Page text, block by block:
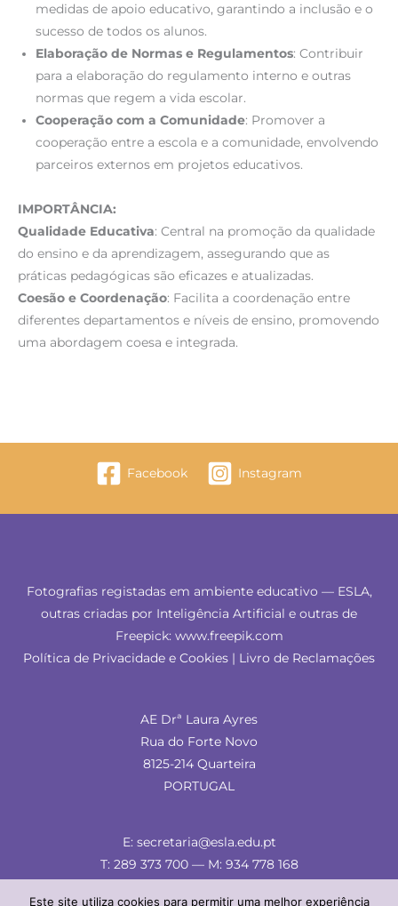
medidas de apoio educativo, garantindo a inclusão e o
sucesso de todos os alunos.
Elaboração de Normas e Regulamentos: Contribuir
para a elaboração do regulamento interno e outras
normas que regem a vida escolar.
Cooperação com a Comunidade: Promover a
cooperação entre a escola e a comunidade, envolvendo
parceiros externos em projetos educativos.
IMPORTÂNCIA:
Qualidade Educativa: Central na promoção da qualidade
do ensino e da aprendizagem, assegurando que as
práticas pedagógicas são eficazes e atualizadas.
Coesão e Coordenação: Facilita a coordenação entre
diferentes departamentos e níveis de ensino, promovendo
uma abordagem coesa e integrada.
Facebook Instagram
Fotografias registadas em ambiente educativo — ESLA,
outras criadas por Inteligência Artificial e outras de
Freepick: www.freepik.com
Política de Privacidade e Cookies | Livro de Reclamações
AE Drª Laura Ayres
Rua do Forte Novo
8125-214 Quarteira
PORTUGAL
E: secretaria@esla.edu.pt
T: 289 373 700 — M: 934 778 168
Este site utiliza cookies para permitir uma melhor experiência